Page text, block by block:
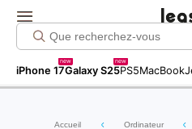
iPhone 17
new
Galaxy S25
new
PS5MacBook
Accueil Ordinateur